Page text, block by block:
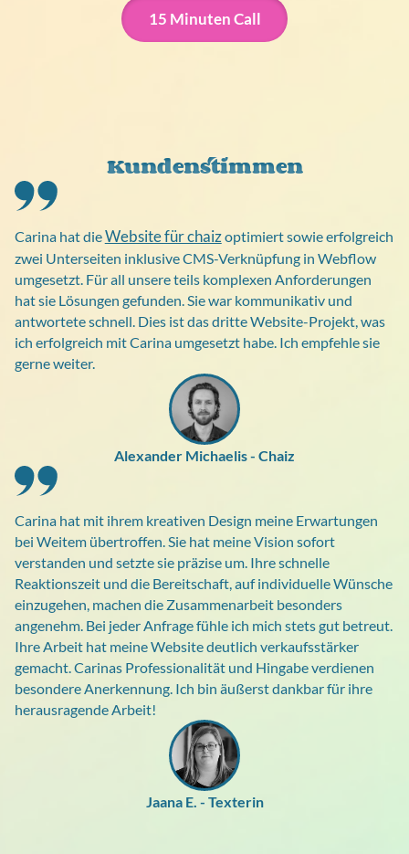
15 Minuten Call
Kundenstimmen
Carina hat dieWebsite für chaizoptimiert sowie erfolgreich
zwei Unterseiten inklusive CMS-Verknüpfung in Webflow
umgesetzt. Für all unsere teils komplexen Anforderungen
hat sie Lösungen gefunden. Sie war kommunikativ und
antwortete schnell. Dies ist das dritte Website-Projekt, was
ich erfolgreich mit Carina umgesetzt habe. Ich empfehle sie
gerne weiter.
Alexander Michaelis - Chaiz
Carina hat mit ihrem kreativen Design meine Erwartungen
bei Weitem übertroffen. Sie hat meine Vision sofort
verstanden und setzte sie präzise um. Ihre schnelle
Reaktionszeit und die Bereitschaft, auf individuelle Wünsche
einzugehen, machen die Zusammenarbeit besonders
angenehm. Bei jeder Anfrage fühle ich mich stets gut betreut.
Ihre Arbeit hat meine Website deutlich verkaufsstärker
gemacht. Carinas Professionalität und Hingabe verdienen
besondere Anerkennung. Ich bin äußerst dankbar für ihre
herausragende Arbeit!
Jaana E. - Texterin